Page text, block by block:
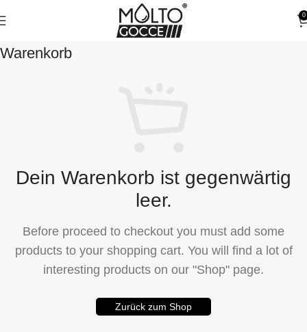
0
Warenkorb
Dein Warenkorb ist gegenwärtig
leer.
Before proceed to checkout you must add some
products to your shopping cart. You will find a lot of
interesting products on our "Shop" page.
Zurück zum Shop